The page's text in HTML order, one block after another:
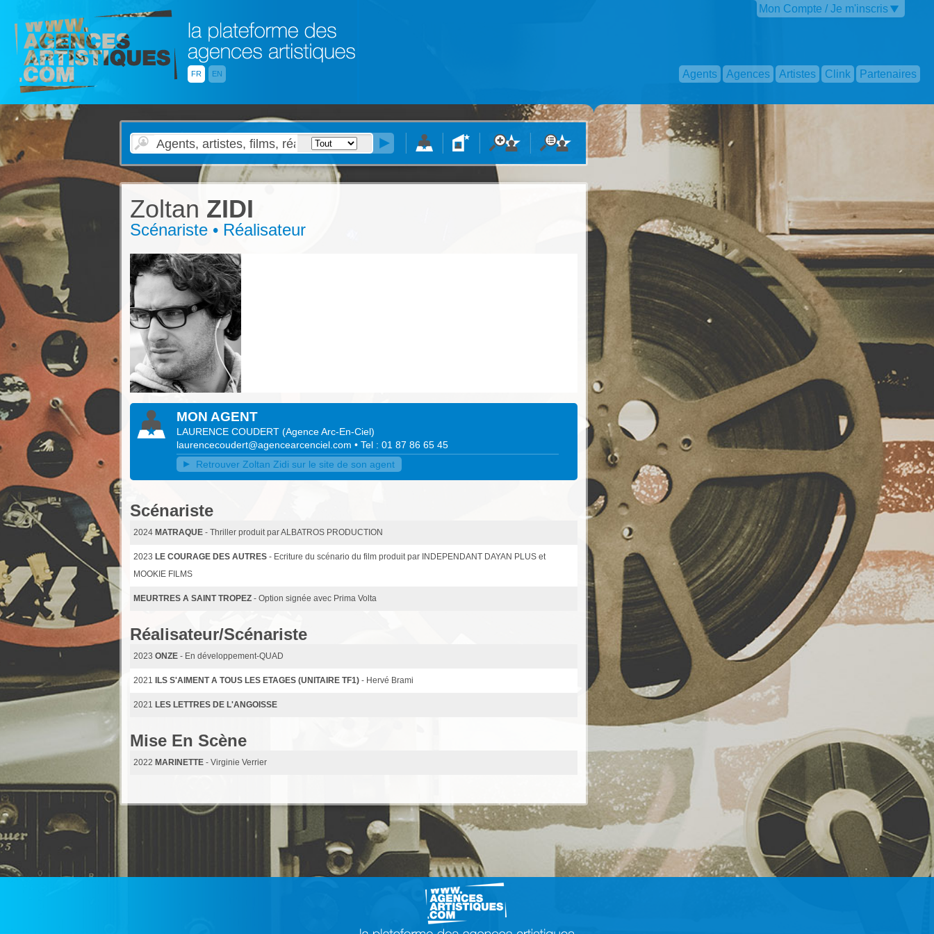
FR EN
Mon Compte / Je m'inscris
Agents Agences Artistes Clink Partenaires
Zoltan ZIDI
Scénariste • Réalisateur
MON AGENT
LAURENCE COUDERT (Agence Arc-En-Ciel)
laurencecoudert@agencearcenciel.com • Tel : 01 87 86 65 45
Retrouver Zoltan Zidi sur le site de son agent
Scénariste
2024 MATRAQUE - Thriller produit par ALBATROS PRODUCTION
2023 LE COURAGE DES AUTRES - Ecriture du scénario du film produit par INDEPENDANT DAYAN PLUS et
MOOKIE FILMS
MEURTRES A SAINT TROPEZ - Option signée avec Prima Volta
Réalisateur/Scénariste
2023 ONZE - En développement-QUAD
2021 ILS S'AIMENT A TOUS LES ETAGES (UNITAIRE TF1) - Hervé Brami
2021 LES LETTRES DE L'ANGOISSE
Mise En Scène
2022 MARINETTE - Virginie Verrier